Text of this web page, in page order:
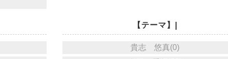
【テーマ】|
貴志 悠真(0)